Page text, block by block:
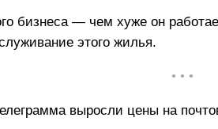
бизнеса — чем хуже он
этого жилья.
• • •
выросли цены на